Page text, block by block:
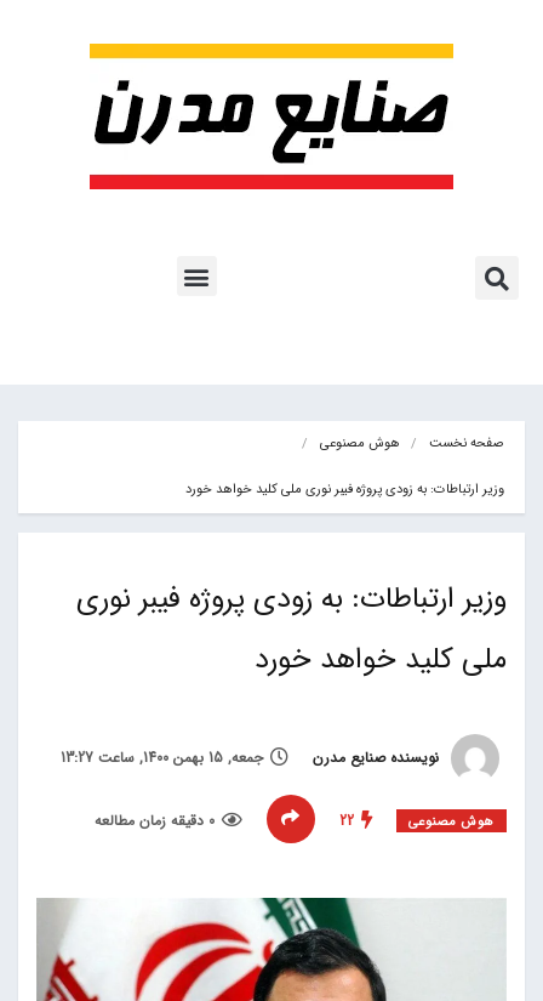
صفحه نخست هوش مصنوعی
وزیر ارتباطات: به زودی پروژه فیبر نوری ملی کلید خواهد خورد
وزیر ارتباطات: به زودی پروژه فیبر نوری
ملی کلید خواهد خورد
نویسنده صنایع مدرن جمعه, 15 بهمن 1400, ساعت 13:27
هوش مصنوعی 22 0 دقیقه زمان مطالعه